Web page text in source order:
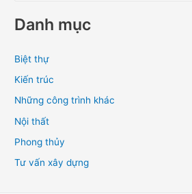
m
i
ế
m
:
Danh mục
Biệt thự
Kiến trúc
Những công trình khác
Nội thất
Phong thủy
Tư vấn xây dựng